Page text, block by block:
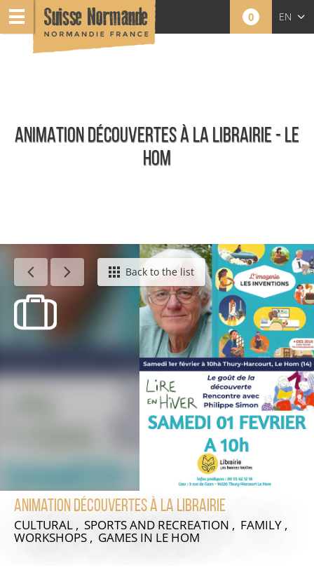
0 EN
ANIMATION DÉCOUVERTES À LA LIBRAIRIE - LE
HOM
Calendar - This weekBack to the list
Animation découvertes à la Librairie
CULTURAL , SPORTS AND RECREATION , FAMILY ,
WORKSHOPS , GAMES IN LE HOM